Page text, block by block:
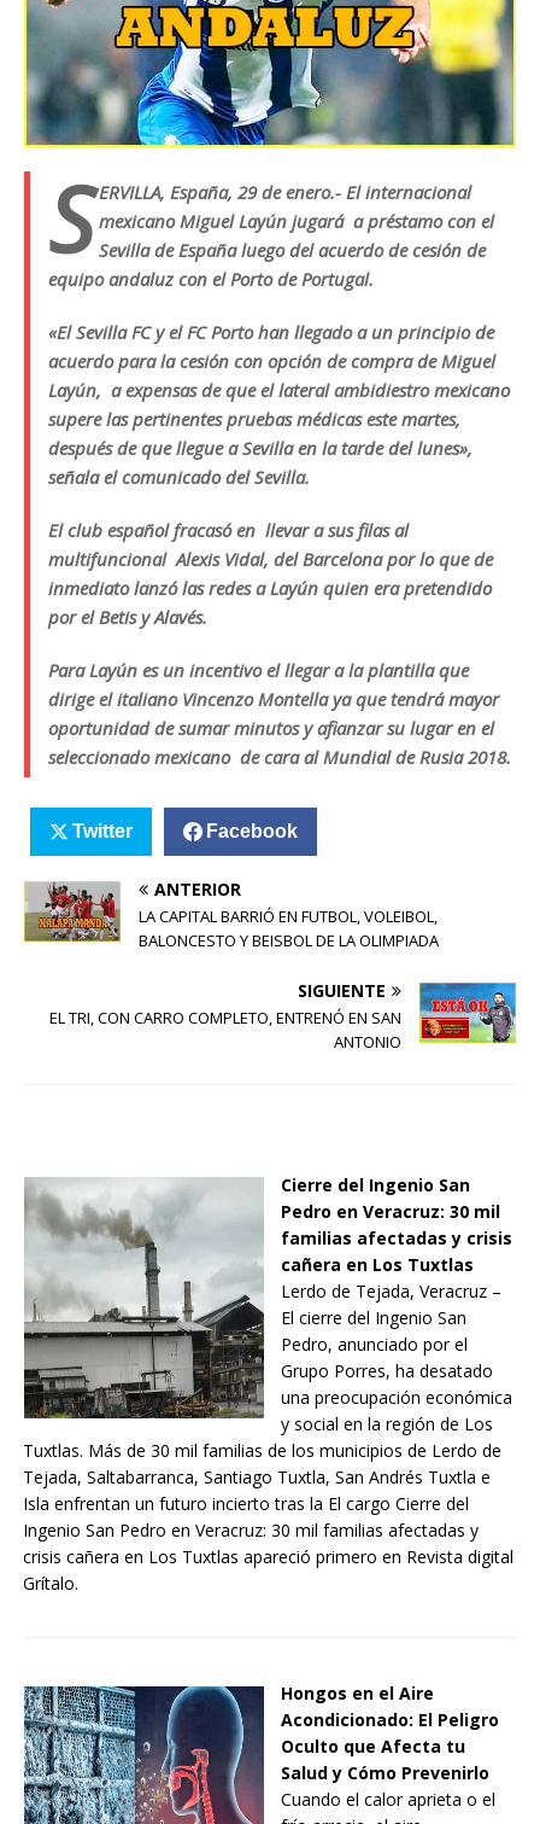
SERVILLA, España, 29 de enero.- El internacional
mexicano Miguel Layún jugará a préstamo con el
Sevilla de España luego del acuerdo de cesión de
equipo andaluz con el Porto de Portugal.
«El Sevilla FC y el FC Porto han llegado a un principio de
acuerdo para la cesión con opción de compra de Miguel
Layún, a expensas de que el lateral ambidiestro mexicano
supere las pertinentes pruebas médicas este martes,
después de que llegue a Sevilla en la tarde del lunes»,
señala el comunicado del Sevilla.
El club español fracasó en llevar a sus filas al
multifuncional Alexis Vidal, del Barcelona por lo que de
inmediato lanzó las redes a Layún quien era pretendido
por el Betis y Alavés.
Para Layún es un incentivo el llegar a la plantilla que
dirige el italiano Vincenzo Montella ya que tendrá mayor
oportunidad de sumar minutos y afianzar su lugar en el
seleccionado mexicano de cara al Mundial de Rusia 2018.
Twitter Facebook
ANTERIOR
LA CAPITAL BARRIÓ EN FUTBOL, VOLEIBOL,
BALONCESTO Y BEISBOL DE LA OLIMPIADA
SIGUIENTE
EL TRI, CON CARRO COMPLETO, ENTRENÓ EN SAN
ANTONIO
Cierre del Ingenio San
Pedro en Veracruz: 30 mil
familias afectadas y crisis
cañera en Los Tuxtlas
Lerdo de Tejada, Veracruz –
El cierre del Ingenio San
Pedro, anunciado por el
Grupo Porres, ha desatado
una preocupación económica
y social en la región de Los
Tuxtlas. Más de 30 mil familias de los municipios de Lerdo de
Tejada, Saltabarranca, Santiago Tuxtla, San Andrés Tuxtla e
Isla enfrentan un futuro incierto tras la El cargo Cierre del
Ingenio San Pedro en Veracruz: 30 mil familias afectadas y
crisis cañera en Los Tuxtlas apareció primero en Revista digital
Grítalo.
Hongos en el Aire
Acondicionado: El Peligro
Oculto que Afecta tu
Salud y Cómo Prevenirlo
Cuando el calor aprieta o el